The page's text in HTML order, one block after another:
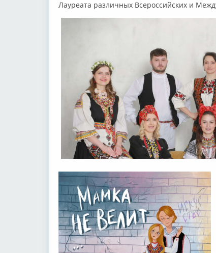
Лауреата различных Всероссийских и